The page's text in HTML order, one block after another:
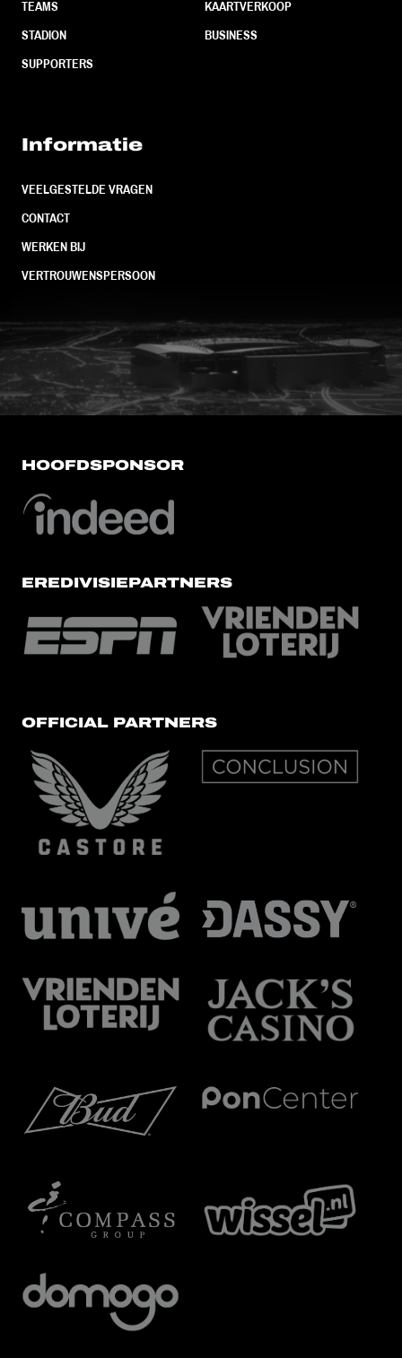
TEAMS
STADION
SUPPORTERS
KAARTVERKOOP
BUSINESS
Informatie
VEELGESTELDE VRAGEN
CONTACT
WERKEN BIJ
VERTROUWENSPERSOON
FC Utrecht<br>vanuit<br>het
HOOFDSPONSOR
EREDIVISIEPARTNERS
OFFICIAL PARTNERS